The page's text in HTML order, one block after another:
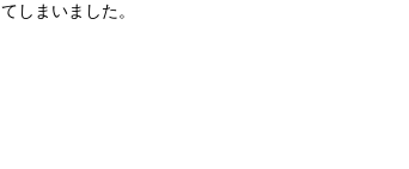
てしまいました。